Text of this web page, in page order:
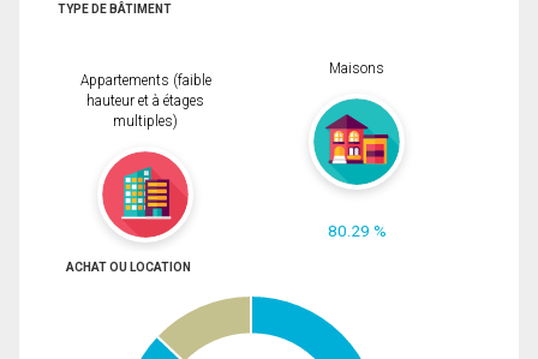
TYPE DE BÂTIMENT
Appartements (faible
hauteur et à étages
multiples)
Maisons
80.29 %
ACHAT OU LOCATION